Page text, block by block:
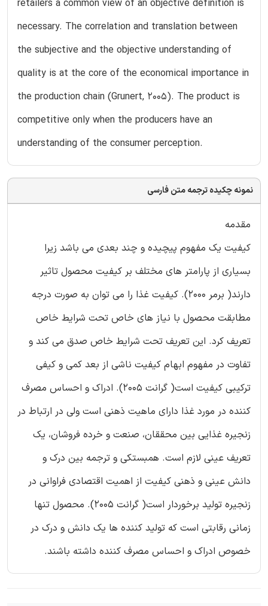
retailers a common view of an objective definition is
necessary. The correlation and translation between
the subjective and the objective understanding of
quality is at the core of the economical importance in
the production chain (Grunert, 2005). The product is
competitive only when the producers have an
understanding of the consumer perception.
نمونه چکیده ترجمه متن فارسی
مقدمه
کیفیت یک مفهوم پیچیده و چند بعدی می باشد زیرا
بسیاری از پارامتر های مختلف بر کیفیت محصول تاثیر
دارند( برمر 2000). کیفیت غذا را می توان به صورت درجه
مطابقت محصول با نیاز های خاص تحت شرایط خاص
تعریف کرد. این تعریف تحت شرایط خاص صدق می کند و
تفاوت در مفهوم ابهام کیفیت ناشی از بعد کمی و کیفی
ترکیبی کیفیت است( گرانت 2005). ادراک و احساس مصرف
کننده در مورد غذا دارای ماهیت ذهنی است ولی در ارتباط در
زنجیره غذایی بین محققان، صنعت و خرده فروشان، یک
تعریف عینی لازم است. همبستکی و ترجمه بین درک و
دانش عینی و ذهنی کیفیت از اهمیت اقتصادی فراوانی در
زنجیره تولید برخوردار است( گرانت 2005). محصول تنها
زمانی رقابتی است که تولید کننده ها یک دانش و درک در
خصوص ادراک و احساس مصرف کننده داشته باشند.